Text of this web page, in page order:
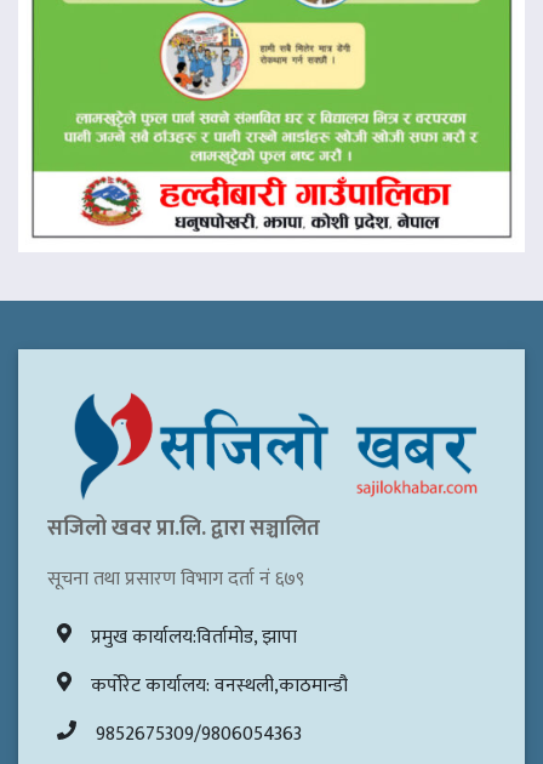
सजिलो खवर प्रा.लि. द्वारा सञ्चालित
सूचना तथा प्रसारण विभाग दर्ता नं ६७९
प्रमुख कार्यालय:विर्तामोड, झापा
कर्पोरेट कार्यालय: वनस्थली,काठमान्डौ
9852675309/9806054363